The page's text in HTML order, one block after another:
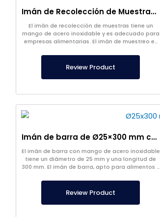
Imán de Recolección de Muestras Ø32×150 mm con Mango de Acero Inoxidable
El imán de recolección de muestras tiene un
mango de acero inoxidable y es adecuado para
empresas alimentarias. El imán de muestreo es
mucho tiempo.
Review Product
Imán de barra de Ø25×300 mm con mango de acero inoxidable
El imán de barra con mango de acero inoxidable
tiene un diámetro de 25 mm y una longitud de
300 mm. El imán de barra, apto para alimentos y
Review Product